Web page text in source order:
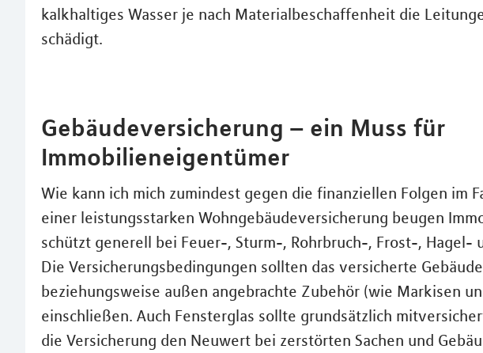
kalkhaltiges Wasser je nach Materialbeschaffenheit die
schädigt.
Gebäudeversicherung – ein Muss für
Immobilieneigentümer
Wie kann ich mich zumindest gegen die finanziellen Folgen im
einer leistungsstarken Wohngebäudeversicherung beugen
schützt generell bei Feuer-, Sturm-, Rohrbruch-, Frost-, Hagel-
Die Versicherungsbedingungen sollten das versicherte
beziehungsweise außen angebrachte Zubehör (wie Markisen
einschließen. Auch Fensterglas sollte grundsätzlich
die Versicherung den Neuwert bei zerstörten Sachen und